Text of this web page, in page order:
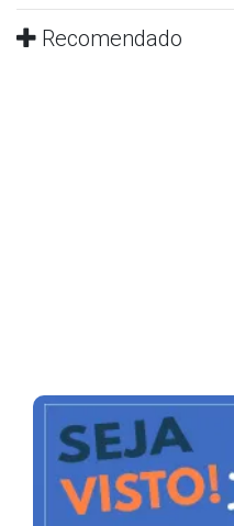
Recomendado